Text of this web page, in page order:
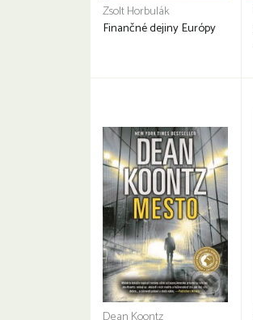
Zsolt Horbulák
Finančné dejiny Európy